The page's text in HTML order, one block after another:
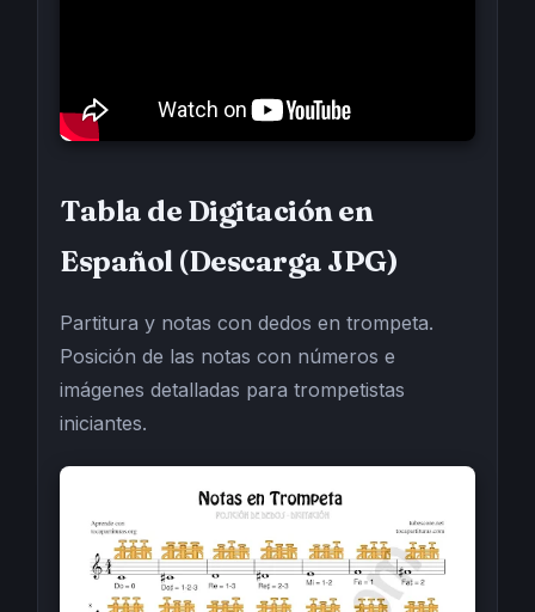
Tabla de Digitación en
Español (Descarga JPG)
Partitura y notas con dedos en trompeta.
Posición de las notas con números e
imágenes detalladas para trompetistas
iniciantes.